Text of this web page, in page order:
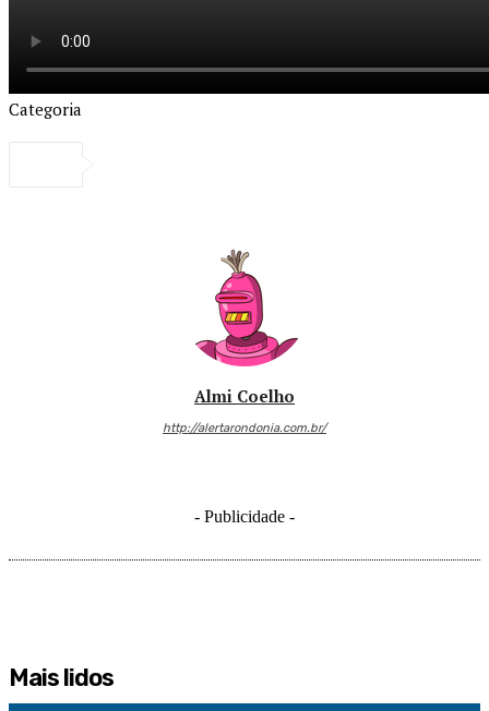
Categoria
Almi Coelho
http://alertarondonia.com.br/
- Publicidade -
Mais lidos